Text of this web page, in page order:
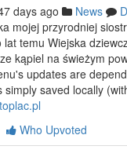
days ago News
mojej przyrodniej
temu Wiejska
kąpiel na świeżym
updates are
simply saved locally
Who Upvoted